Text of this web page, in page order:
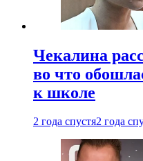
Чекалина
во что
к школе
2 года спустя2 года